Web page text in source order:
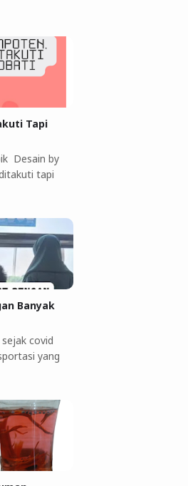
Tapi
Desain by
tapi
Banyak
covid
yang